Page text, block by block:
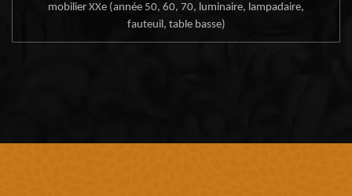
mobilier XXe (année 50, 60, 70, luminaire, lampadaire,
fauteuil, table basse)